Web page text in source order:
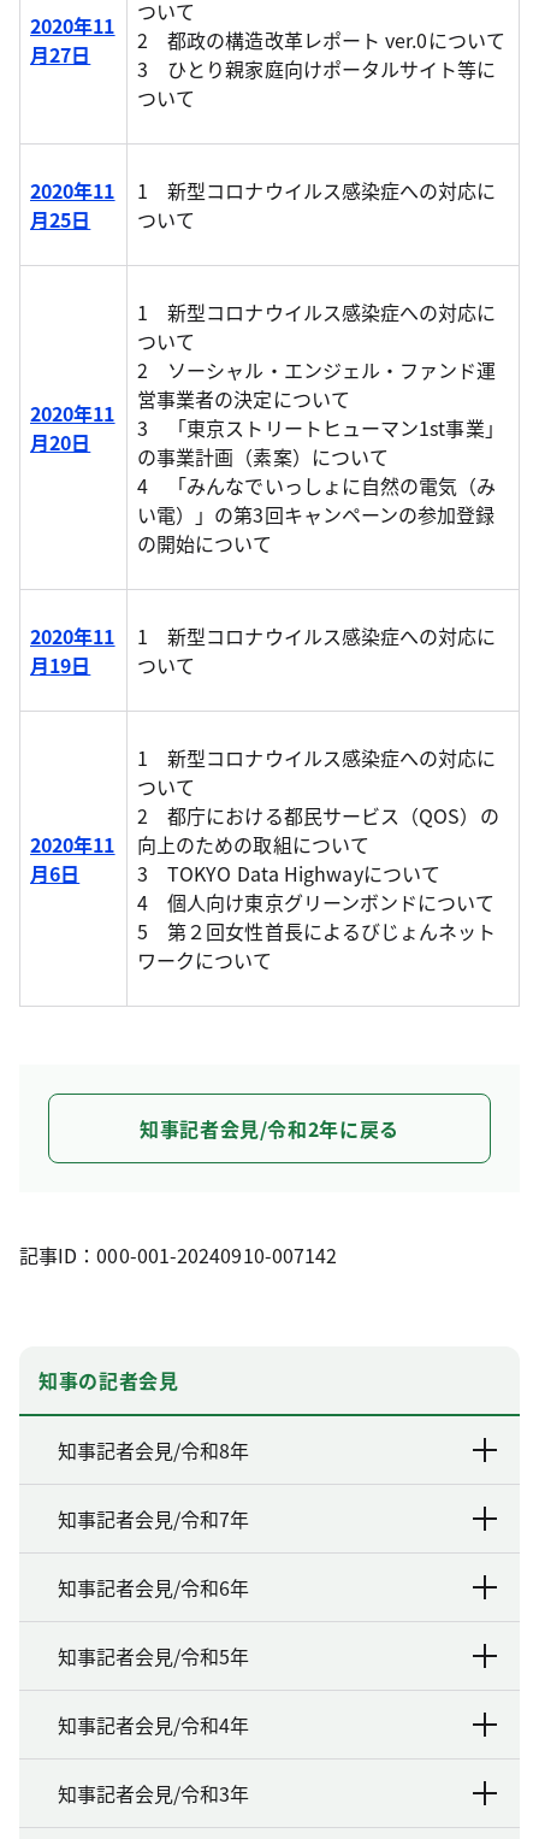
2020年11
月27日
ついて
2 都政の構造改革レポート ver.0について
3 ひとり親家庭向けポータルサイト等に
ついて
2020年11
月25日
1 新型コロナウイルス感染症への対応に
ついて
2020年11
月20日
1 新型コロナウイルス感染症への対応に
ついて
2 ソーシャル・エンジェル・ファンド運
営事業者の決定について
3 「東京ストリートヒューマン1st事業」
の事業計画（素案）について
4 「みんなでいっしょに自然の電気（み
い電）」の第3回キャンペーンの参加登録
の開始について
2020年11
月19日
1 新型コロナウイルス感染症への対応に
ついて
2020年11
月6日
1 新型コロナウイルス感染症への対応に
ついて
2 都庁における都民サービス（QOS）の
向上のための取組について
3 TOKYO Data Highwayについて
4 個人向け東京グリーンボンドについて
5 第２回女性首長によるびじょんネット
ワークについて
知事記者会見/令和2年に戻る
記事ID：000-001-20240910-007142
知事の記者会見
知事記者会見/令和8年
知事記者会見/令和7年
知事記者会見/令和6年
知事記者会見/令和5年
知事記者会見/令和4年
知事記者会見/令和3年